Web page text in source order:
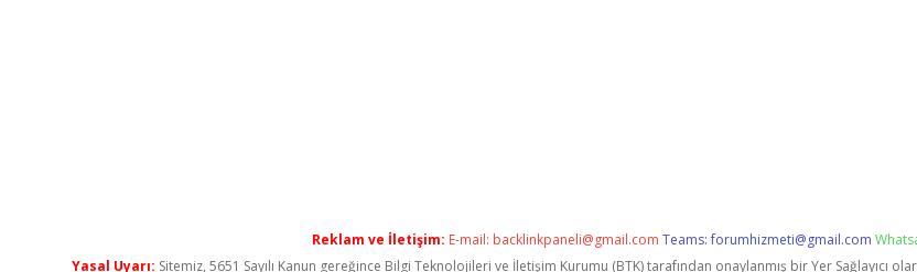
Reklam ve İletişim: E-mail: backlinkpaneli@gmail.com Teams:forumhizmeti@gmail.com
Yasal Uyarı: Sitemiz, 5651 Sayılı Kanun gereğince Bilgi Teknolojileri ve İletişim Kurumu (BTK) tarafından onaylanmış bir Yer